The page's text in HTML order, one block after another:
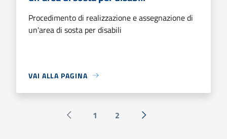
Procedimento di realizzazione e assegnazione di
un'area di sosta per disabili
VAI ALLA PAGINA
Pagina precedente
1 2 Successiva »